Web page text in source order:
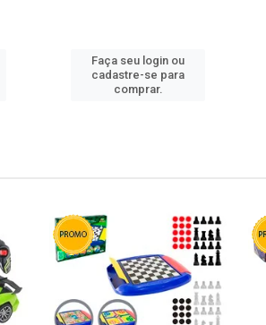
Faça seu login ou
cadastre-se para
comprar.